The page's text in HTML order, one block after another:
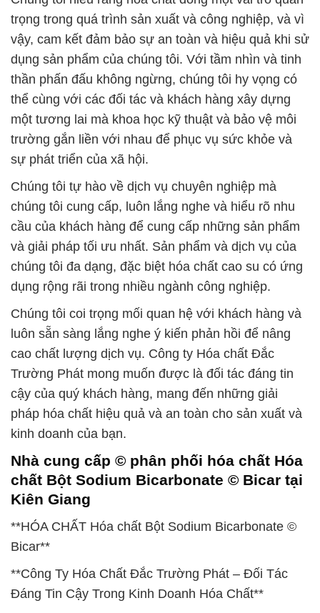
trọng trong quá trình sản xuất và công nghiệp, và vì
vậy, cam kết đảm bảo sự an toàn và hiệu quả khi sử
dụng sản phẩm của chúng tôi. Với tầm nhìn và tinh
thần phấn đấu không ngừng, chúng tôi hy vọng có
thể cùng với các đối tác và khách hàng xây dựng
một tương lai mà khoa học kỹ thuật và bảo vệ môi
trường gắn liền với nhau để phục vụ sức khỏe và
sự phát triển của xã hội.
Chúng tôi tự hào về dịch vụ chuyên nghiệp mà
chúng tôi cung cấp, luôn lắng nghe và hiểu rõ nhu
cầu của khách hàng để cung cấp những sản phẩm
và giải pháp tối ưu nhất. Sản phẩm và dịch vụ của
chúng tôi đa dạng, đặc biệt hóa chất cao su có ứng
dụng rộng rãi trong nhiều ngành công nghiệp.
Chúng tôi coi trọng mối quan hệ với khách hàng và
luôn sẵn sàng lắng nghe ý kiến phản hồi để nâng
cao chất lượng dịch vụ. Công ty Hóa chất Đắc
Trường Phát mong muốn được là đối tác đáng tin
cậy của quý khách hàng, mang đến những giải
pháp hóa chất hiệu quả và an toàn cho sản xuất và
kinh doanh của bạn.
Nhà cung cấp © phân phối hóa chất Hóa
chất Bột Sodium Bicarbonate © Bicar tại
Kiên Giang
**HÓA CHẤT Hóa chất Bột Sodium Bicarbonate ©
Bicar**
**Công Ty Hóa Chất Đắc Trường Phát – Đối Tác
Đáng Tin Cậy Trong Kinh Doanh Hóa Chất**